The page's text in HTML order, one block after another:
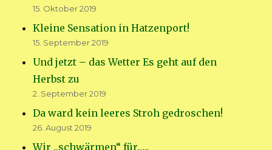
15. Oktober 2019
Kleine Sensation in Hatzenport!
15. September 2019
Und jetzt – das Wetter Es geht auf den
Herbst zu
2. September 2019
Da ward kein leeres Stroh gedroschen!
26. August 2019
Wir „schwärmen“ für…..